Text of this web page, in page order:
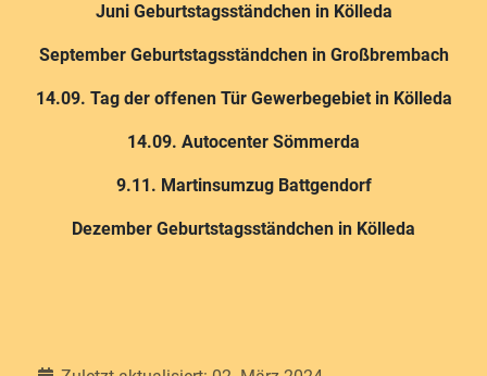
Juni Geburtstagsständchen in Kölleda
September Geburtstagsständchen in Großbrembach
14.09. Tag der offenen Tür Gewerbegebiet in Kölleda
14.09. Autocenter Sömmerda
9.11. Martinsumzug Battgendorf
Dezember Geburtstagsständchen in Kölleda